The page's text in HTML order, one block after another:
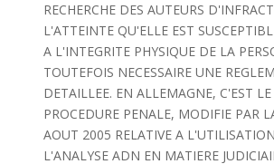
RECHERCHE DES AUTEURS
L'ATTEINTE QU'ELLE EST
A L'INTEGRITE PHYSIQUE DE LA
TOUTEFOIS NECESSAIRE UNE
DETAILLEE. EN ALLEMAGNE, C'EST
PROCEDURE PENALE, MODIFIE PAR
AOUT 2005 RELATIVE A
L'ANALYSE ADN EN MATIERE